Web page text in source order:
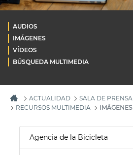
AUDIOS
IMÁGENES
VÍDEOS
BÚSQUEDA MULTIMEDIA
ACTUALIDAD
SALA DE PRENSA
RECURSOS MULTIMEDIA
IMÁGENES
Agencia de la Bicicleta